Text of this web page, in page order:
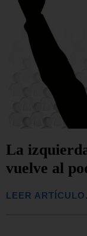
La
vuelve al
LEER